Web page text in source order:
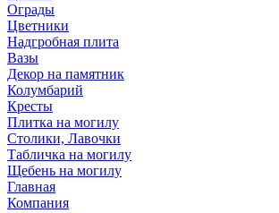
Ограды
Цветники
Надгробная плита
Вазы
Декор на памятник
Колумбарий
Кресты
Плитка на могилу
Столики, Лавочки
Табличка на могилу
Щебень на могилу
Главная
Компания